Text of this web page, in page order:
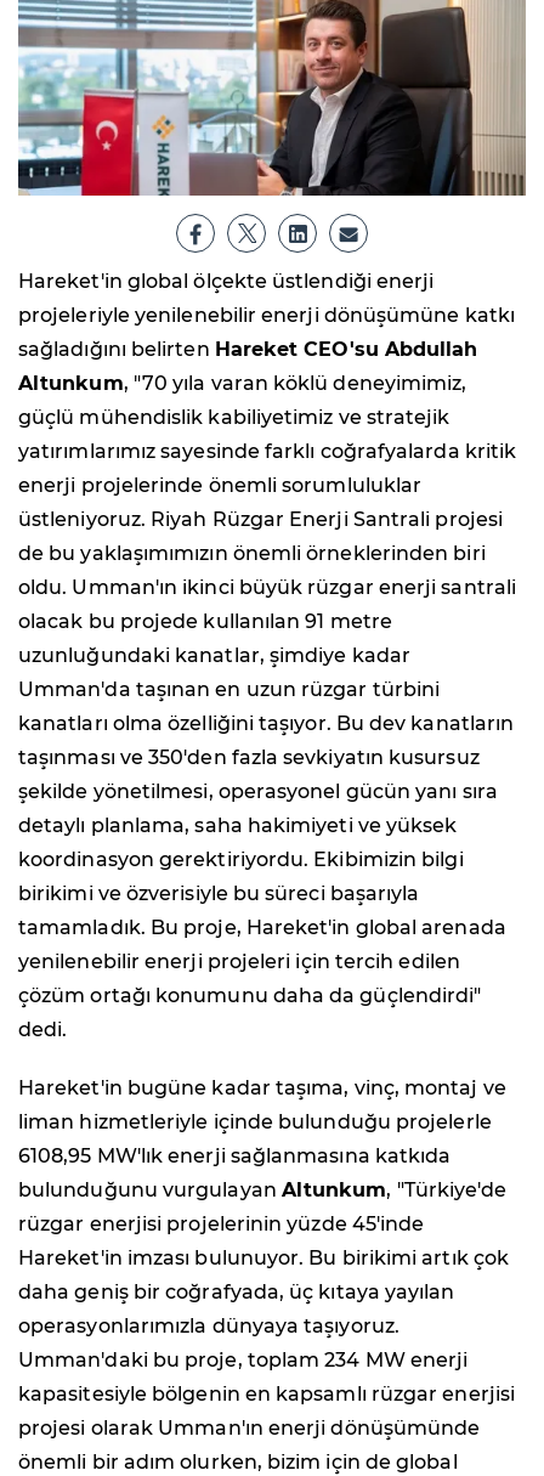
Hareket'in global ölçekte üstlendiği enerji
projeleriyle yenilenebilir enerji dönüşümüne katkı
sağladığını belirten Hareket CEO'su Abdullah
Altunkum, "70 yıla varan köklü deneyimimiz,
güçlü mühendislik kabiliyetimiz ve stratejik
yatırımlarımız sayesinde farklı coğrafyalarda kritik
enerji projelerinde önemli sorumluluklar
üstleniyoruz. Riyah Rüzgar Enerji Santrali projesi
de bu yaklaşımımızın önemli örneklerinden biri
oldu. Umman'ın ikinci büyük rüzgar enerji santrali
olacak bu projede kullanılan 91 metre
uzunluğundaki kanatlar, şimdiye kadar
Umman'da taşınan en uzun rüzgar türbini
kanatları olma özelliğini taşıyor. Bu dev kanatların
taşınması ve 350'den fazla sevkiyatın kusursuz
şekilde yönetilmesi, operasyonel gücün yanı sıra
detaylı planlama, saha hakimiyeti ve yüksek
koordinasyon gerektiriyordu. Ekibimizin bilgi
birikimi ve özverisiyle bu süreci başarıyla
tamamladık. Bu proje, Hareket'in global arenada
yenilenebilir enerji projeleri için tercih edilen
çözüm ortağı konumunu daha da güçlendirdi"
dedi.
Hareket'in bugüne kadar taşıma, vinç, montaj ve
liman hizmetleriyle içinde bulunduğu projelerle
6108,95 MW'lık enerji sağlanmasına katkıda
bulunduğunu vurgulayan Altunkum, "Türkiye'de
rüzgar enerjisi projelerinin yüzde 45'inde
Hareket'in imzası bulunuyor. Bu birikimi artık çok
daha geniş bir coğrafyada, üç kıtaya yayılan
operasyonlarımızla dünyaya taşıyoruz.
Umman'daki bu proje, toplam 234 MW enerji
kapasitesiyle bölgenin en kapsamlı rüzgar enerjisi
projesi olarak Umman'ın enerji dönüşümünde
önemli bir adım olurken, bizim için de global